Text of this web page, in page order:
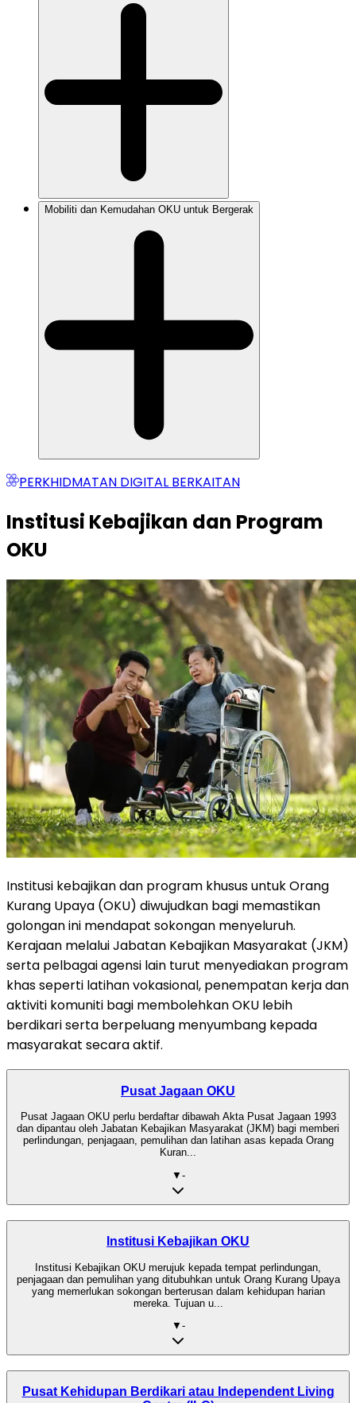
Mobiliti dan Kemudahan OKU untuk Bergerak
PERKHIDMATAN DIGITAL BERKAITAN
Institusi Kebajikan dan Program
OKU
Institusi kebajikan dan program khusus untuk Orang
Kurang Upaya (OKU) diwujudkan bagi memastikan
golongan ini mendapat sokongan menyeluruh.
Kerajaan melalui Jabatan Kebajikan Masyarakat (JKM)
serta pelbagai agensi lain turut menyediakan program
khas seperti latihan vokasional, penempatan kerja dan
aktiviti komuniti bagi membolehkan OKU lebih
berdikari serta berpeluang menyumbang kepada
masyarakat secara aktif.
Pusat Jagaan OKU
Pusat Jagaan OKU perlu berdaftar dibawah Akta Pusat Jagaan 1993
dan dipantau oleh Jabatan Kebajikan Masyarakat (JKM) bagi memberi
perlindungan, penjagaan, pemulihan dan latihan asas kepada Orang
Kuran...
▼ -
Institusi Kebajikan OKU
Institusi Kebajikan OKU merujuk kepada tempat perlindungan,
penjagaan dan pemulihan yang ditubuhkan untuk Orang Kurang Upaya
yang memerlukan sokongan berterusan dalam kehidupan harian
mereka. Tujuan u...
▼ -
Pusat Kehidupan Berdikari atau Independent Living